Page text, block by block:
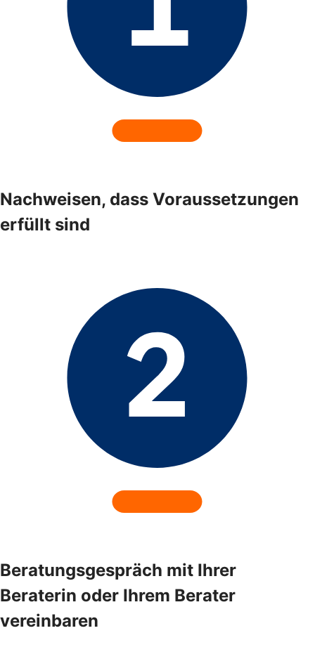
Nachweisen, dass Voraussetzungen
erfüllt sind
Beratungsgespräch mit Ihrer
Beraterin oder Ihrem Berater
vereinbaren